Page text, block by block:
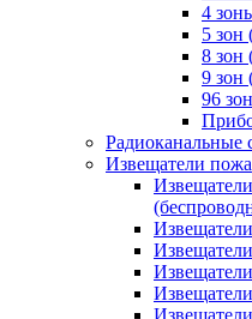
4
5 зон
8 зон
9 зон
96 зон
Радиоканальные
Извещатели